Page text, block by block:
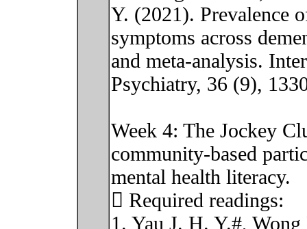
Y. (2021). Prevalence
symptoms across
and meta‐analysis.
Psychiatry, 36 (9),
Week 4: The Jockey
community-based
mental health literacy.
 Required readings:
1. Yau J. H. Y.#,